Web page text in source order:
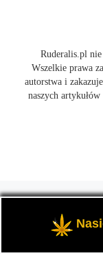
Ruderalis.pl
Wszelkie prawa
autorstwa i
naszych
marihuanie